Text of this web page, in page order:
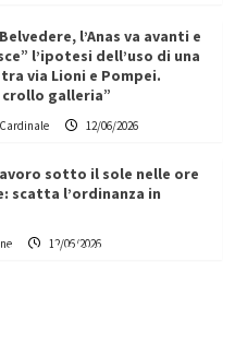
l’Anas va avanti e
l’ipotesi dell’uso di una
via Lioni e Pompei.
crollo galleria”
12/06/2026
sotto il sole nelle ore
scatta l’ordinanza in
12/06/2026
contribuisce